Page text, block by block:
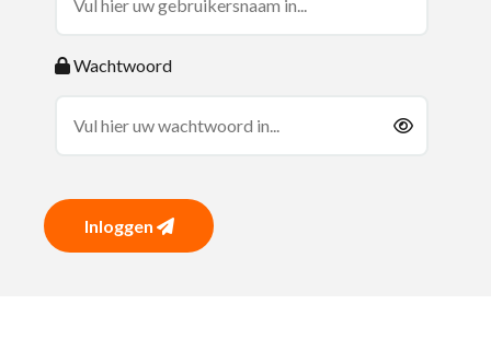
Wachtwoord
Inloggen